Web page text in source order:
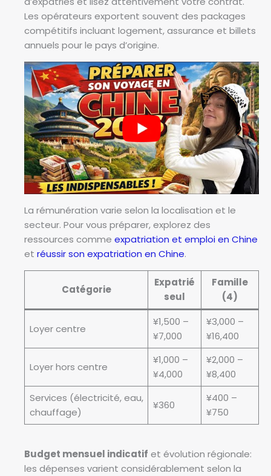
Les opérateurs exportent souvent des packages
compétitifs incluant logement, assurance et billets
annuels pour le pays d’origine.
La rémunération varie selon la localisation et le
secteur. Pour vous préparer, explorez des
ressources comme expatriation et emploi en Chine
et réussir son expatriation en Chine.
Catégorie
Expatrié
seul
Famille
(4)
Loyer centre
¥1,500 –
¥7,000
¥3,000 –
¥16,400
Loyer hors centre
¥1,000 –
¥4,000
¥2,000 –
¥8,400
Services (électricité, eau,
chauffage)
¥360
¥400 –
¥750
Budget mensuel indicatif et évolution régionale:
les dépenses varient considérablement selon la